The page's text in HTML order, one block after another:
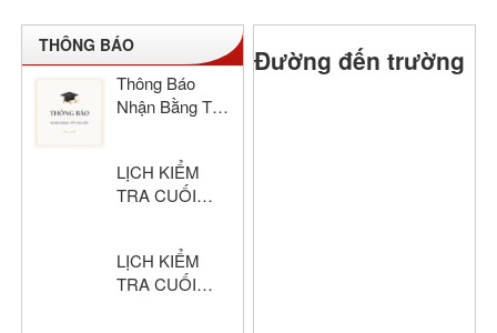
THÔNG BÁO
Thông Báo
Nhận Bằng Tốt
Đức Năm Học
2024–2025
LỊCH KIỂM
TRA CUỐI
NĂM HỌC:
2025 – 2026
LỊCH KIỂM
TRA CUỐI
Đường đến trường